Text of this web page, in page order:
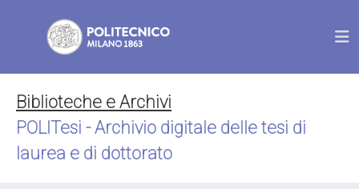
Biblioteche e Archivi
POLITesi - Archivio digitale delle tesi di
laurea e di dottorato